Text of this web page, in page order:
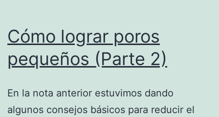
Cómo lograr poros
pequeños (Parte 2)
En la nota anterior estuvimos dando
algunos consejos básicos para reducir el